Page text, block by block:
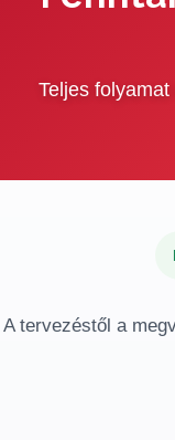
Teljes
A tervezéstől a